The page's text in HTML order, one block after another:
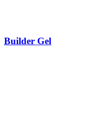
Builder Gel